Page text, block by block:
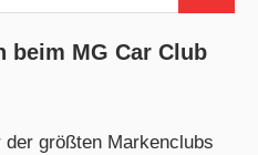
beim MG Car Club
größten Markenclubs